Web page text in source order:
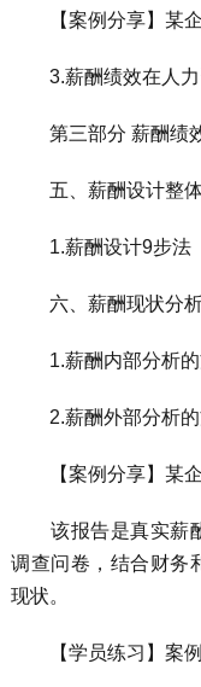
【案例分享】某企
3.薪酬绩效在人力
第三部分 薪酬绩效
五、薪酬设计整体
1.薪酬设计9步法
六、薪酬现状分
1.薪酬内部分析的
2.薪酬外部分析的
【案例分享】某企
该报告是真实薪酬
调查问卷，结合财务
现状。
【学员练习】案例